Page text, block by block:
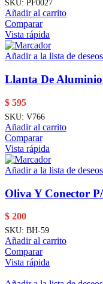
SKU: PF0027
Añadir al carrito
Comparar
Vista rápida
Añadir a la lista de deseos
Llanta De
$ 595
SKU: V766
Añadir al carrito
Comparar
Vista rápida
Añadir a la lista de deseos
Oliva Y Conector
$ 200
SKU: BH-59
Añadir al carrito
Comparar
Vista rápida